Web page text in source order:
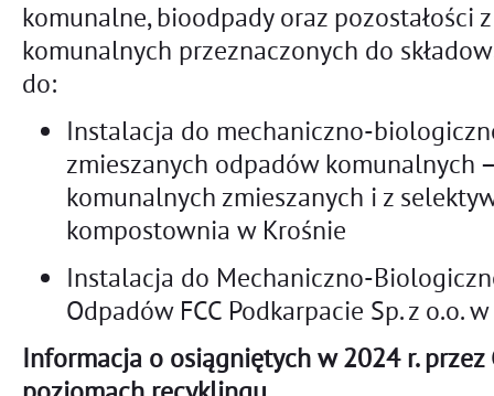
komunalne, bioodpady oraz pozostałości
komunalnych przeznaczonych do
do:
Instalacja do mechaniczno-
zmieszanych odpadów komunalnych
komunalnych zmieszanych i z
kompostownia w Krośnie
Instalacja do Mechaniczno-
Odpadów FCC Podkarpacie Sp. z o.o.
Informacja o osiągniętych w 2024 r. przez